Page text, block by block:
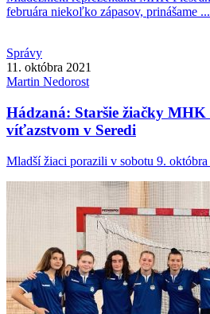
februára niekoľko zápasov, prinášame ...
Správy
11. októbra 2021
Martin Nedorost
Hádzaná: Staršie žiačky MHK
víťazstvom v Seredi
Mladší žiaci porazili v sobotu 9.